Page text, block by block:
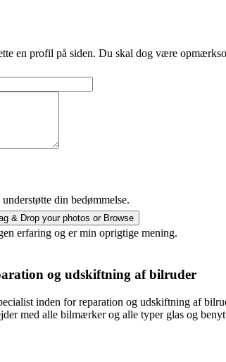
en profil på siden. Du skal dog være
din bedømmelse.
& Drop your photos or Browse
erfaring og er min oprigtige mening.
og udskiftning af bilruder
inden for reparation og udskiftning af
med alle bilmærker og alle typer glas og